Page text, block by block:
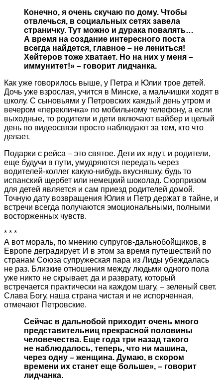
Конечно, я очень скучаю по дому. Чтобы
отвлечься, в социальных сетях завела
страничку. Тут можно и дурака повалять…
А время на создание интересного поста
всегда найдется, главное – не лениться!
Хейтеров тоже хватает. Но на них у меня –
иммунитет!» – говорит лидчанка.
Как уже говорилось выше, у Петра и Юлии трое детей.
Дочь уже взрослая, учится в Минске, а мальчишки ходят в
школу. С сыновьями у Петровских каждый день утром и
вечером «перекличка» по мобильному телефону, а если
выходные, то родители и дети включают вайбер и целый
день по видеосвязи просто наблюдают за тем, кто что
делает.
Подарки с рейса – это святое. Дети их ждут, и родители,
еще будучи в пути, умудряются передать через
водителей-коллег какую-нибудь вкусняшку, будь то
испанский щербет или немецкий шоколад. Сюрпризом
для детей является и сам приезд родителей домой.
Точную дату возвращения Юлия и Петр держат в тайне, и
встречи всегда получаются эмоциональными, полными
восторженных чувств.
* * *
А вот мораль, по мнению супругов-дальнобойщиков, в
Европе деградирует. И в этом за время путешествий по
странам Союза супружеская пара из Лиды убеждалась
не раз. Близкие отношения между людьми одного пола
уже никто не скрывает, да и разврату, который
встречается практически на каждом шагу, – зеленый свет.
Слава Богу, наша страна чистая и не испорченная,
отмечают Петровские.
Сейчас в дальнобой приходит очень много
представительниц прекрасной половины
человечества. Еще года три назад такого
не наблюдалось, теперь, что ни машина,
через одну – женщина. Думаю, в скором
времени их станет еще больше», – говорит
лидчанка.